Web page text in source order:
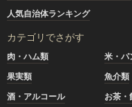
人気自治体ランキング
カテゴリでさがす
肉・ハム類 米・パ
果実類
魚介類
酒・アルコール
お茶・